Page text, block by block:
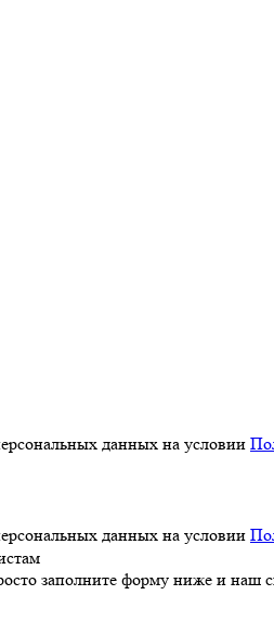
данных на условии
данных на условии
заполните форму ниже и